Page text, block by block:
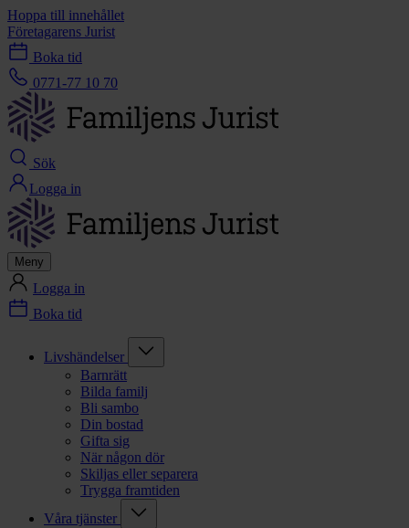
Hoppa till innehållet
Företagarens Jurist
Boka tid
0771-77 10 70
Sök
Logga in
Meny
Logga in
Boka tid
Livshändelser
Barnrätt
Bilda familj
Bli sambo
Din bostad
Gifta sig
När någon dör
Skiljas eller separera
Trygga framtiden
Våra tjänster